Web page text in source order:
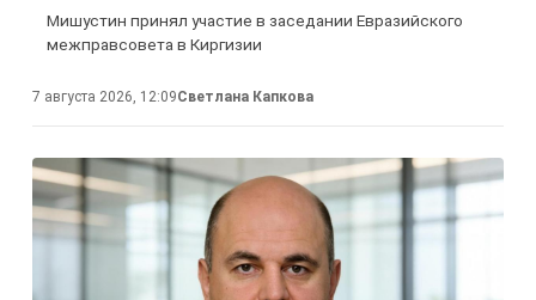
Мишустин принял участие в заседании Евразийского
межправсовета в Киргизии
7 августа 2026, 12:09Светлана Капкова